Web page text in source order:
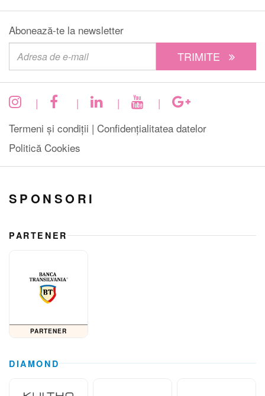
Abonează-te la newsletter
TRIMITE
| | |
|
Termeni și condiții | Confidențialitatea datelor
Politică Cookies
SPONSORI
PARTENER
PARTENER
DIAMOND